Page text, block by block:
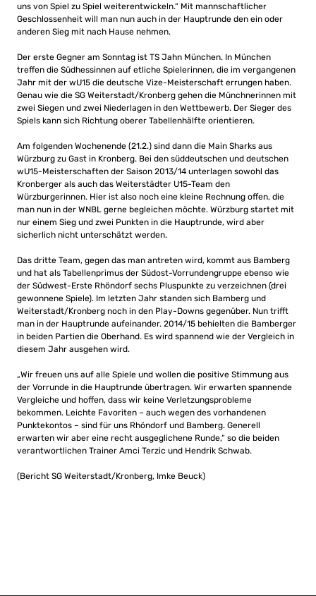
uns von Spiel zu Spiel weiterentwickeln.“ Mit mannschaftlicher
Geschlossenheit will man nun auch in der Hauptrunde den ein oder
anderen Sieg mit nach Hause nehmen.
Der erste Gegner am Sonntag ist TS Jahn München. In München
treffen die Südhessinnen auf etliche Spielerinnen, die im vergangenen
Jahr mit der wU15 die deutsche Vize-Meisterschaft errungen haben.
Genau wie die SG Weiterstadt/Kronberg gehen die Münchnerinnen mit
zwei Siegen und zwei Niederlagen in den Wettbewerb. Der Sieger des
Spiels kann sich Richtung oberer Tabellenhälfte orientieren.
Am folgenden Wochenende (21.2.) sind dann die Main Sharks aus
Würzburg zu Gast in Kronberg. Bei den süddeutschen und deutschen
wU15-Meisterschaften der Saison 2013/14 unterlagen sowohl das
Kronberger als auch das Weiterstädter U15-Team den
Würzburgerinnen. Hier ist also noch eine kleine Rechnung offen, die
man nun in der WNBL gerne begleichen möchte. Würzburg startet mit
nur einem Sieg und zwei Punkten in die Hauptrunde, wird aber
sicherlich nicht unterschätzt werden.
Das dritte Team, gegen das man antreten wird, kommt aus Bamberg
und hat als Tabellenprimus der Südost-Vorrundengruppe ebenso wie
der Südwest-Erste Rhöndorf sechs Pluspunkte zu verzeichnen (drei
gewonnene Spiele). Im letzten Jahr standen sich Bamberg und
Weiterstadt/Kronberg noch in den Play-Downs gegenüber. Nun trifft
man in der Hauptrunde aufeinander. 2014/15 behielten die Bamberger
in beiden Partien die Oberhand. Es wird spannend wie der Vergleich in
diesem Jahr ausgehen wird.
„Wir freuen uns auf alle Spiele und wollen die positive Stimmung aus
der Vorrunde in die Hauptrunde übertragen. Wir erwarten spannende
Vergleiche und hoffen, dass wir keine Verletzungsprobleme
bekommen. Leichte Favoriten – auch wegen des vorhandenen
Punktekontos – sind für uns Rhöndorf und Bamberg. Generell
erwarten wir aber eine recht ausgeglichene Runde,“ so die beiden
verantwortlichen Trainer Amci Terzic und Hendrik Schwab.
(Bericht SG Weiterstadt/Kronberg, Imke Beuck)